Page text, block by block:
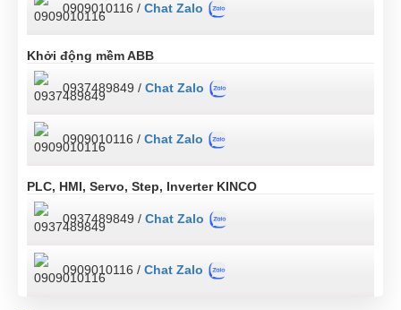
0909010116 / Chat Zalo
Khởi động mềm ABB
0937489849 / Chat Zalo
0909010116 / Chat Zalo
PLC, HMI, Servo, Step, Inverter KINCO
0937489849 / Chat Zalo
0909010116 / Chat Zalo